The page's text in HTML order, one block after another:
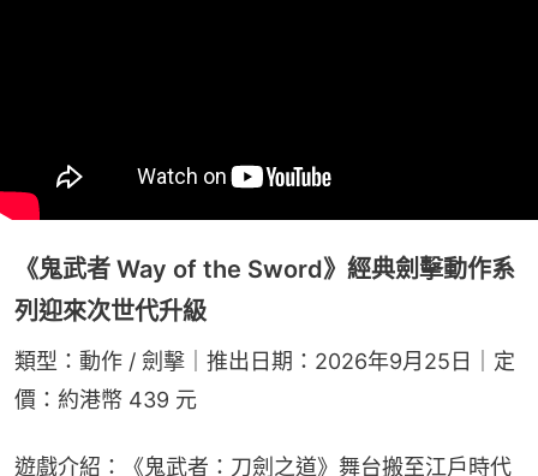
《鬼武者 Way of the Sword》經典劍擊動作系
列迎來次世代升級
類型：動作 / 劍擊｜推出日期：2026年9月25日｜定
價：約港幣 439 元
遊戲介紹：《鬼武者：刀劍之道》舞台搬至江戶時代